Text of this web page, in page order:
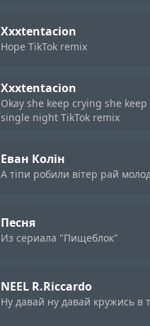
Xxxtentacion
Hope TikTok remix
Xxxtentacion
Okay she keep crying she
single night TikTok remix
Еван Колін
А тіпи робили вітер рай
Песня
Из сериала "Пищеблок"
NEEL R.Riccardo
Ну давай ну давай кружись в